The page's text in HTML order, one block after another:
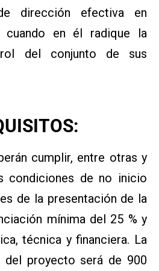
dirección efectiva en
cuando en él radique la
del conjunto de sus
cumplir, entre otras y
condiciones de no inicio
de la presentación de la
mínima del 25 % y
técnica y financiera. La
del proyecto será de 900